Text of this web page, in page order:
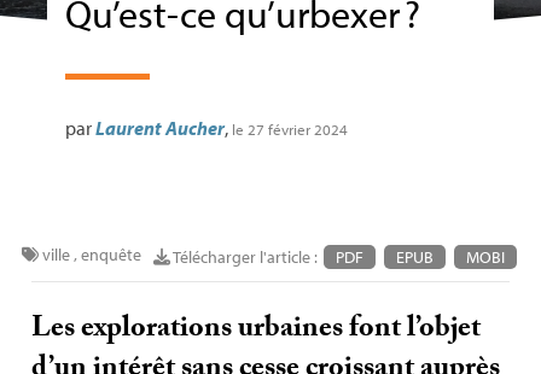
Qu’est-ce qu’urbexer?
parLaurent Aucher, le 27 février 2024
Télécharger l'article : PDF EPUB MOBI
ville,enquête
Les explorations urbaines font l’objet